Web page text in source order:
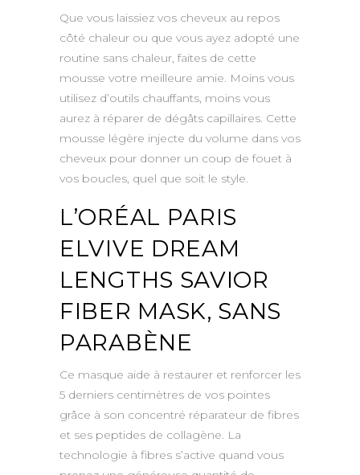
Que vous laissiez vos cheveux au repos
côté chaleur ou que vous ayez adopté une
routine sans chaleur, faites de cette
mousse votre meilleure amie. Moins vous
utilisez d’outils chauffants, moins vous
aurez à réparer de dégâts capillaires. Cette
mousse légère injecte du volume dans vos
cheveux pour donner un coup de fouet à
vos boucles, quel que soit le style.
L’ORÉAL PARIS
ELVIVE DREAM
LENGTHS SAVIOR
FIBER MASK, SANS
PARABÈNE
Ce masque aide à restaurer et renforcer les
5 derniers centimètres de vos pointes
grâce à son concentré réparateur de fibres
et ses peptides de collagène. La
technologie à fibres s’active quand vous